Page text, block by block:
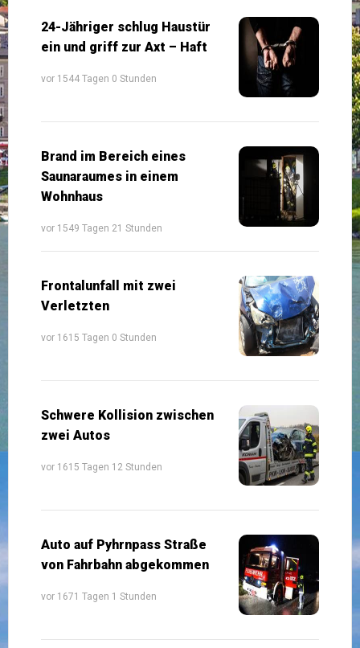
24-Jähriger schlug Haustür
ein und griff zur Axt – Haft
vor 1544 Tagen 0 Stunden
Brand im Bereich eines
Saunaraumes in einem
Wohnhaus
vor 1549 Tagen 21 Stunden
Frontalunfall mit zwei
Verletzten
vor 1615 Tagen 0 Stunden
Schwere Kollision zwischen
zwei Autos
vor 1615 Tagen 12 Stunden
Auto auf Pyhrnpass Straße
von Fahrbahn abgekommen
vor 1671 Tagen 1 Stunden